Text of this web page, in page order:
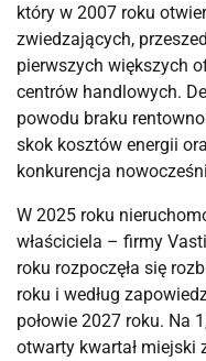
który w 2007 roku
zwiedzających,
pierwszych większych
centrów handlowych.
powodu braku
skok kosztów energii
konkurencja
W 2025 roku
właściciela – firmy
roku rozpoczęła się
roku i według
połowie 2027 roku. Na
otwarty kwartał miejski